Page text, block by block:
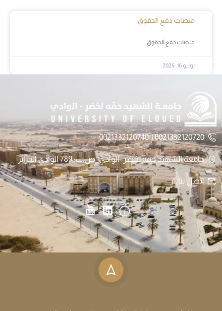
منصات دفع الحقوق
منصات دفع الحقوق
يوليو 16, 2026
0021332120720 || 0021332120740
جامعة الشهيد حمه لخضر -الوادي- ص.ب: 789 الوادي الجزائر
اتصل بنا